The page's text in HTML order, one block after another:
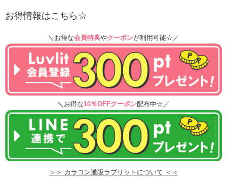
お得情報はこちら☆
＼お得な会員特典やクーポンが利用可能☆／
＼お得な10％OFFクーポン配布中☆／
＞＞ カラコン通販ラブリットについて ＜＜